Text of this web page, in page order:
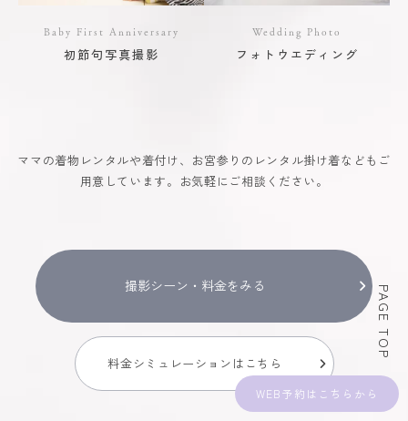
WEB予約
Baby First Anniversary
初節句写真撮影
Wedding Photo
フォトウエディング
ママの着物レンタルや着付け、お宮参りのレンタル掛け着などもご
用意しています。お気軽にご相談ください。
撮影シーン・料金をみる
料金シミュレーションはこちら
PAGE TOP